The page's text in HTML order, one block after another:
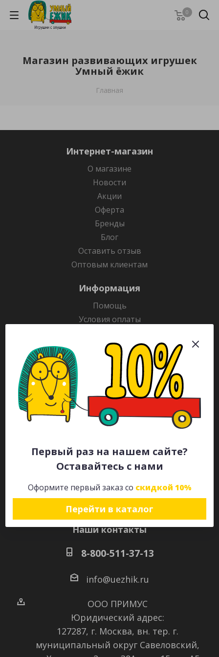
Первый раз на нашем сайте?
Оставайтесь с нами
Оформите первый заказ со скидкой 10%
Перейти в каталог
0
Магазин развивающих игрушек
Умный ёжик
Главная
Интернет-магазин
О магазине
Новости
Акции
Оферта
Бренды
Блог
Оставить отзыв
Оптовым клиентам
Информация
Помощь
Условия оплаты
Гарантия на товар
Раскраски
Рекламодателям
Каталог
Будьте всегда в курсе!
Наши контакты
8-800-511-37-13
info@uezhik.ru
ООО ПРИМУС
Юридический адрес:
127287, г. Москва, вн. тер. г.
муниципальный округ Савеловский,